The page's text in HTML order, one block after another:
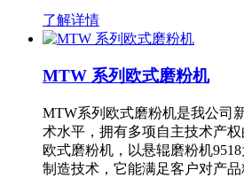
了解详情
MTW 系列欧式磨粉机
MTW系列欧式磨粉机是我公司
术水平，拥有多项自主技术产
欧式磨粉机，以悬辊磨粉机
制造技术，它能满足客户对产